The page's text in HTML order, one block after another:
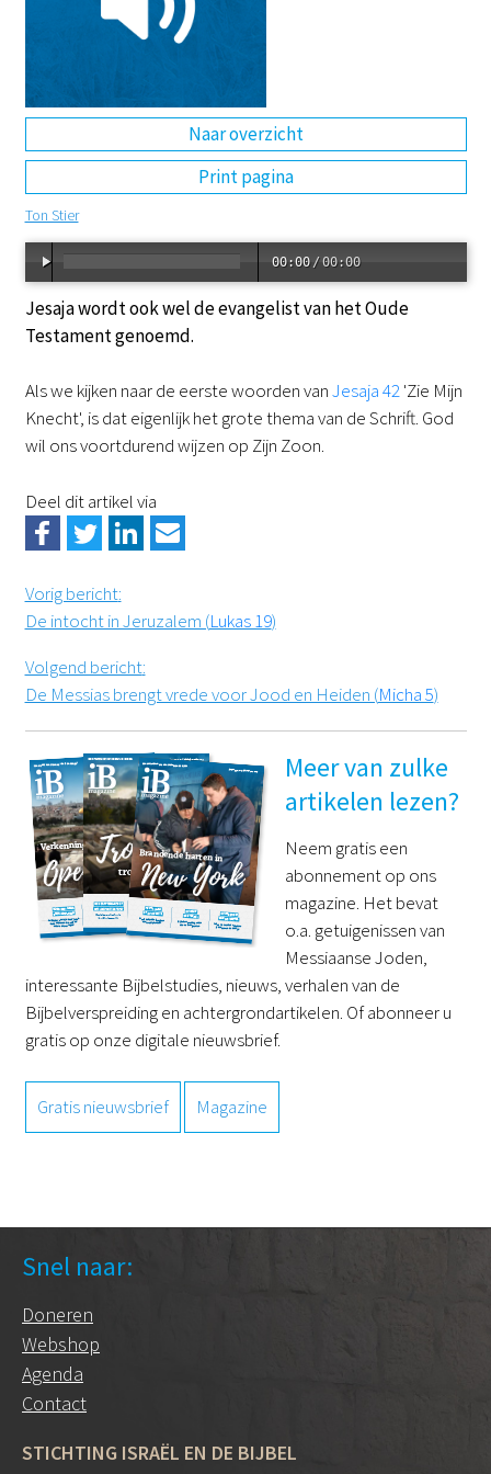
Naar overzicht
Print pagina
Ton Stier
00:00 /00:00
Jesaja wordt ook wel de evangelist van het Oude
Testament genoemd.
Als we kijken naar de eerste woorden vanJesaja 42'Zie Mijn
Knecht', is dat eigenlijk het grote thema van de Schrift. God
wil ons voortdurend wijzen op Zijn Zoon.
Deel dit artikel via
Vorig bericht:
De intocht in Jeruzalem (Lukas 19)
Volgend bericht:
De Messias brengt vrede voor Jood en Heiden (Micha 5)
Meer van zulke
artikelen lezen?
Neem gratis een
abonnement op ons
magazine. Het bevat
o.a. getuigenissen van
Messiaanse Joden,
interessante Bijbelstudies, nieuws, verhalen van de
Bijbelverspreiding en achtergrondartikelen. Of abonneer u
gratis op onze digitale nieuwsbrief.
Gratis nieuwsbrief Magazine
Snel naar:
Doneren
Webshop
Agenda
Contact
STICHTING ISRAËL EN DE BIJBEL